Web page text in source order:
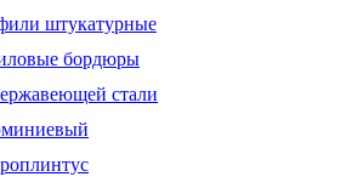
штукатурные
бордюры
стали